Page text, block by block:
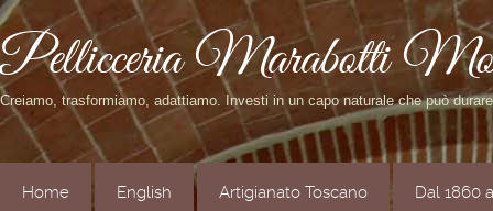
Pellicceria Marabotti
Creiamo, trasformiamo, adattiamo. Investi in un capo naturale che può
Home English Artigianato Toscano Dal 1860